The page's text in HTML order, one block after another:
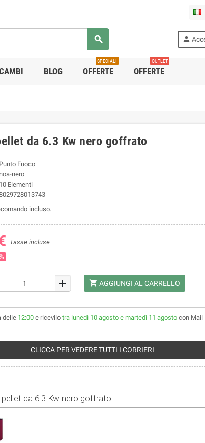
search person
BLOG OFFERTE
SPECIALI
OFFERTE
OUTLET
da 6.3 Kw nero goffrato
Punto Fuoco
noa-nero
10 Elementi
incluso.
Tasse incluse
add shopping_cart AGGIUNGI AL CARRELLO
delle 12:00 e ricevilo tra lunedì 10 agosto e martedì 11 agosto con Mail
CLICCA PER VEDERE TUTTI I CORRIERI
da 6.3 Kw nero goffrato